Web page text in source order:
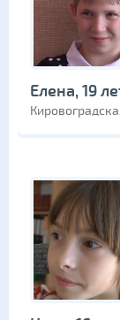
Елена, 19